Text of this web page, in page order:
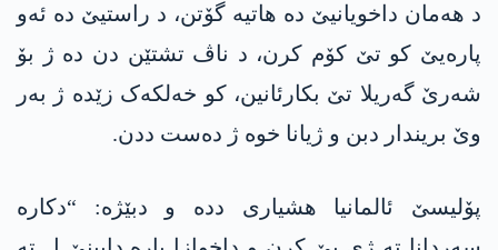
د ھەمان داخویانیێ دە ھاتیە گۆتن، د راستیێ دە ئەو
پارەیێ کو تێ کۆم کرن، د ناڤ تشتێن دن دە ژ بۆ
شەرێ گەریلا تێ بکارئانین، کو خەلکەک زێدە ژ بەر
وێ بریندار دبن و ژیانا خوە ژ دەست ددن.
پۆلیسێ ئالمانیا ھشیاری ددە و دبێژە: “دکارە